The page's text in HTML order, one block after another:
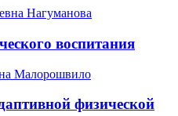
Нагуманова
воспитания
Малорошвило
физической